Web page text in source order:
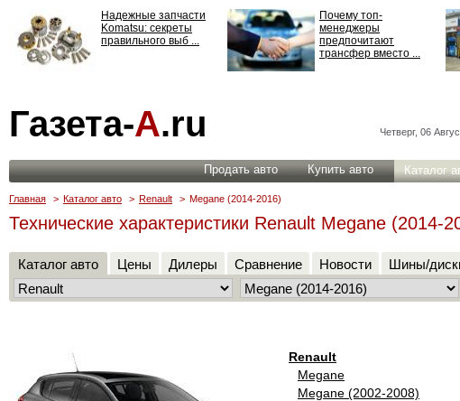
Надежные запчасти
Komatsu: секреты
правильного выб ...
Почему топ-
менеджеры
предпочитают
трансфер вместо ...
ответственности: все,
что нужно знать ...
Газета-А.ru Четверг, 06
Продать авто Купить авто Каталог
Главная > Каталог авто > Renault > Megane (2014-2016)
Технические характеристики Renault Megane (2014-
Каталог авто Цены Дилеры Сравнение Новости Шины/
Renault
Megane
Megane (2002-2008)